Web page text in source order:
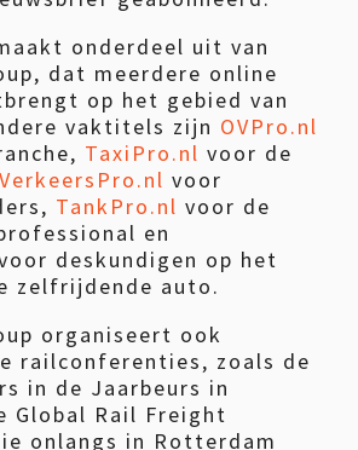
onderdeel uit van
dat meerdere online
op het gebied van
vaktitels zijn OVPro.nl
TaxiPro.nl voor de
VerkeersPro.nl voor
TankPro.nl voor de
en
deskundigen op het
zelfrijdende auto.
organiseert ook
railconferenties, zoals de
in de Jaarbeurs in
Global Rail Freight
onlangs in Rotterdam